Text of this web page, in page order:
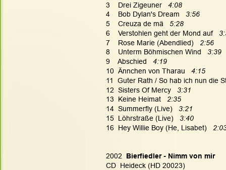
3    Drei Zigeuner 4:08
4    Bob Dylan's Dream
  3:56
5    Creuza de mä 5:28
6    Verstohlen geht der Mond auf
7    Rose Marie (Abendlied) 2:56
8    Unterm Böhmischen Wind
3:39
9    Abschied
4:19
10  Ännchen von Tharau 4:15
11  Guter Rath / So hab ich nun die
12  Sisters Of Mercy 3:31
13  Keine Heimat 2:35
14  Summerfly (Live) 3:21
15  Löhrstraße (Live) 3:40
16  Hey Willie Boy (He, Lisabet)
2002 Bierfiedler - Nimm von mir
CD  Heideck (HD 20023)